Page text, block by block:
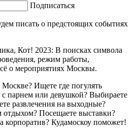
Подписаться
писать о предстоящих событиях
Кот! 2023: В поисках символа
режим работы,
о мероприятиях Москвы.
Москве? Ищете где погулять
с парнем или девушкой? Выбираете
развлечения на выходные?
отдыхом? Посещаете выставки?
корпоратив? Кудамоскоу поможет!